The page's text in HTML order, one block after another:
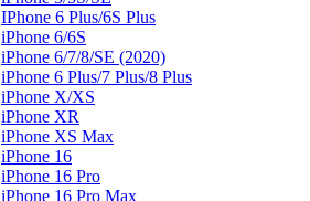
IPhone 6 Plus/6S Plus
iPhone 6/6S
iPhone 6/7/8/SE (2020)
iPhone 6 Plus/7 Plus/8 Plus
iPhone X/XS
iPhone XR
iPhone XS Max
iPhone 16
iPhone 16 Pro
iPhone 16 Pro Max